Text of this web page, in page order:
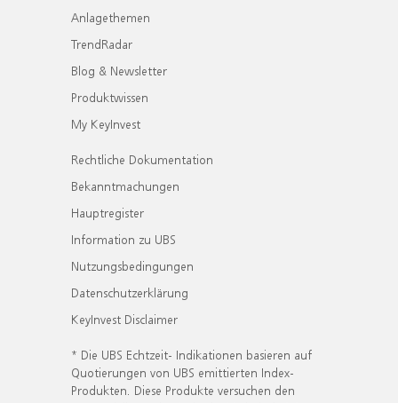
Anlagethemen
TrendRadar
Blog & Newsletter
Produktwissen
My KeyInvest
Rechtliche Dokumentation
Bekanntmachungen
Hauptregister
Information zu UBS
Nutzungsbedingungen
Datenschutzerklärung
KeyInvest Disclaimer
* Die UBS Echtzeit- Indikationen basieren auf
Quotierungen von UBS emittierten Index-
Produkten. Diese Produkte versuchen den